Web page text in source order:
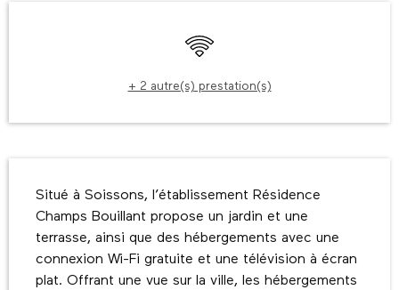
WiFi
+ 2 autre(s) prestation(s)
Situé à Soissons, l’établissement Résidence
Champs Bouillant propose un jardin et une
terrasse, ainsi que des hébergements avec une
connexion Wi-Fi gratuite et une télévision à écran
plat. Offrant une vue sur la ville, les hébergements